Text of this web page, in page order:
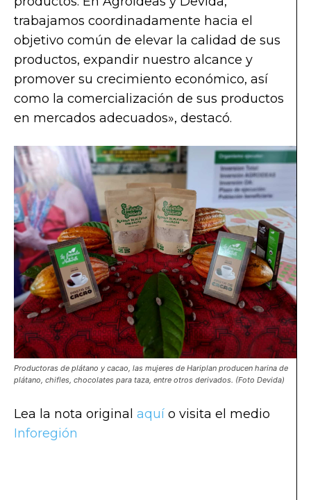
trabajamos coordinadamente hacia el
objetivo común de elevar la calidad de sus
productos, expandir nuestro alcance y
promover su crecimiento económico, así
como la comercialización de sus productos
en mercados adecuados», destacó.
Productoras de plátano y cacao, las mujeres de Hariplan producen harina de
plátano, chifles, chocolates para taza, entre otros derivados. (Foto Devida)
Lea la nota original aquí o visita el medio
Inforegión